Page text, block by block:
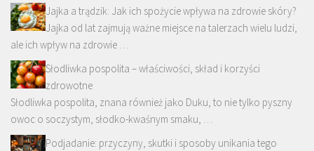
Jajka a trądzik: Jak ich spożycie wpływa na zdrowie skóry?
Jajka od lat zajmują ważne miejsce na talerzach wielu ludzi,
ale ich wpływ na zdrowie …
Słodliwka pospolita – właściwości, skład i korzyści
zdrowotne
Słodliwka pospolita, znana również jako Duku, to nie tylko pyszny
owoc o soczystym, słodko-kwaśnym smaku, …
Podjadanie: przyczyny, skutki i sposoby unikania tego